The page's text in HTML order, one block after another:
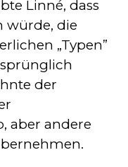
Linné, dass
würde, die
„Typen”
der
aber andere